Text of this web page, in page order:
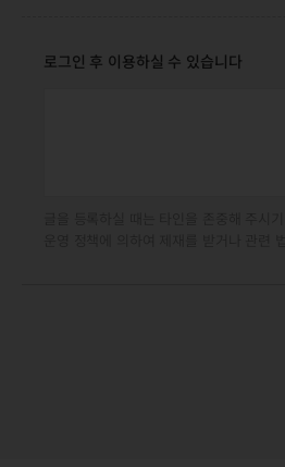
로그인 후 이용하실 수 있습니다